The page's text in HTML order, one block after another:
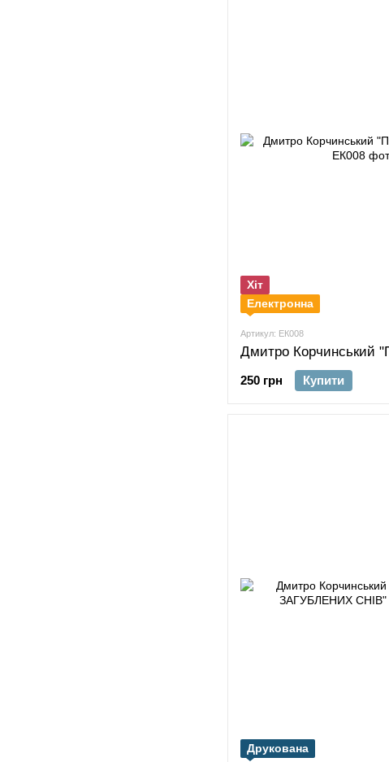
Хіт
Електронна
Артикул: ЕК008
250 грн Купити
Друкована